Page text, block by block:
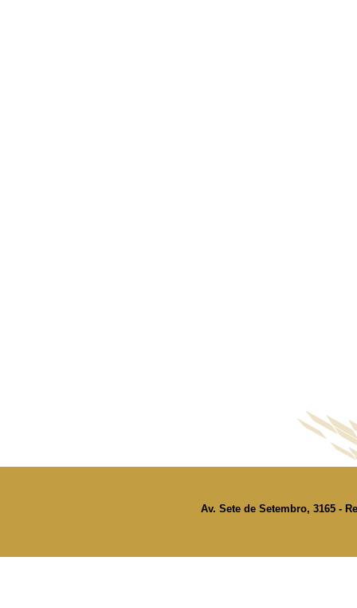
Av. Sete de Setembro, 3165 -